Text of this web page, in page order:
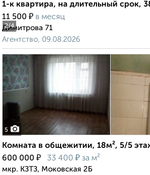
2/4
1-к квартира, на длительный срок,
11 500 ₽ в месяц
Димитрова 71
Агентство, 09.08.2026
5
Комната в общежитии, 18м², 5/5
600 000 ₽ 33 400 ₽ за м²
мкр. КЗТЗ, Моковская 2Б